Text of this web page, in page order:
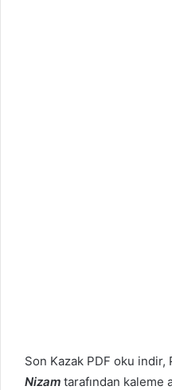
Son Kazak PDF oku indir,
Nizam tarafından kaleme